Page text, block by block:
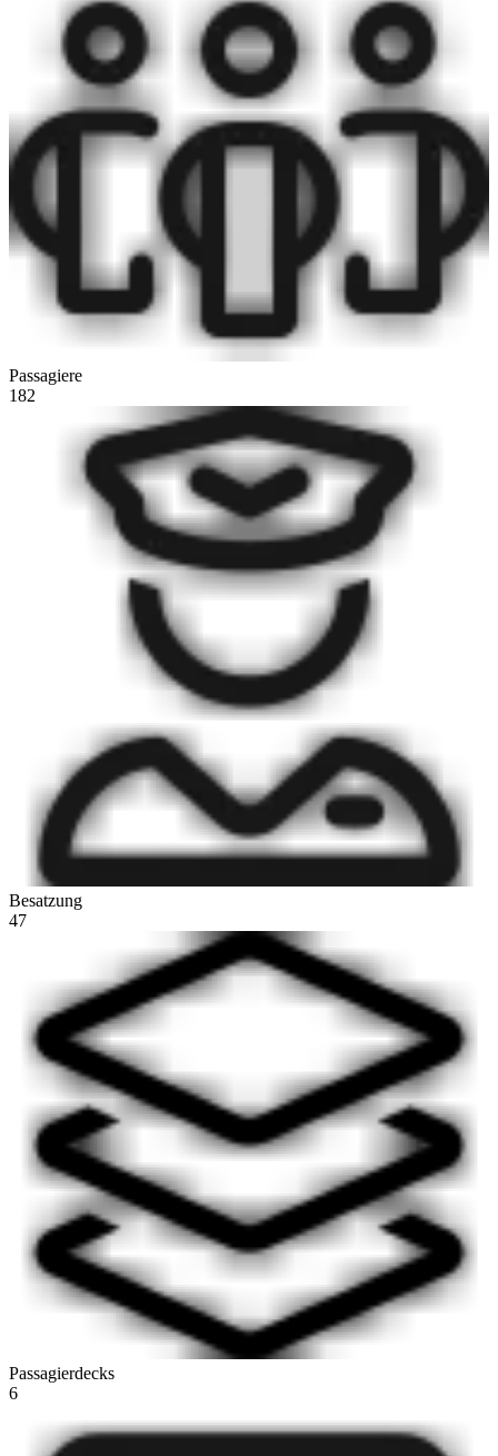
Passagiere
182
Besatzung
47
Passagierdecks
6